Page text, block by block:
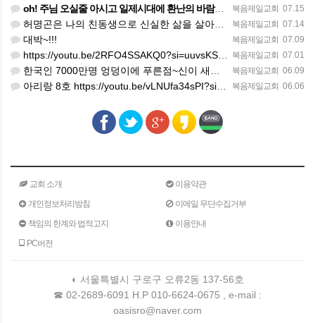
복음제일교회 07.15
oh! 주님 오실줄 아시고 일제시대에 환난의 바람을 불어 러시아의 한지역에서 중앙아시아로 89녆 출애굽의 역…
복음제일교회 07.14
허명곤은 나의 친동생으로 신실한 삶을 살아가고 있다. 한 편의 노래가 대중화 하지 않았을지라도 독일인들의 소…
복음제일교회 07.09
대박~!!!
복음제일교회 07.01
https://youtu.be/2RFO4SSAKQ0?si=uuvsKScwWixxlzg8(김정호교수 보고)
복음제일교회 06.09
한국인 7000만명 엉덩이에 푸른점~신이 새겨준 화인(火印)을 새겨준 한국인의 엉덩이에 새겨진 화인이었다.
복음제일교회 06.06
아리랑 8호 https://youtu.be/vLNUfa34sPI?si=H5SLK_1iJPxSRBQa
교회 소개
이용약관
개인정보처리방침
이메일 무단수집거부
책임의 한계와 법적고지
이용안내
PC버전
◐ 서울특별시 구로구 오류2동 137-56호
☎ 02-2689-6091 H.P 010-6624-0675 , e-mail :
oasisro@naver.com